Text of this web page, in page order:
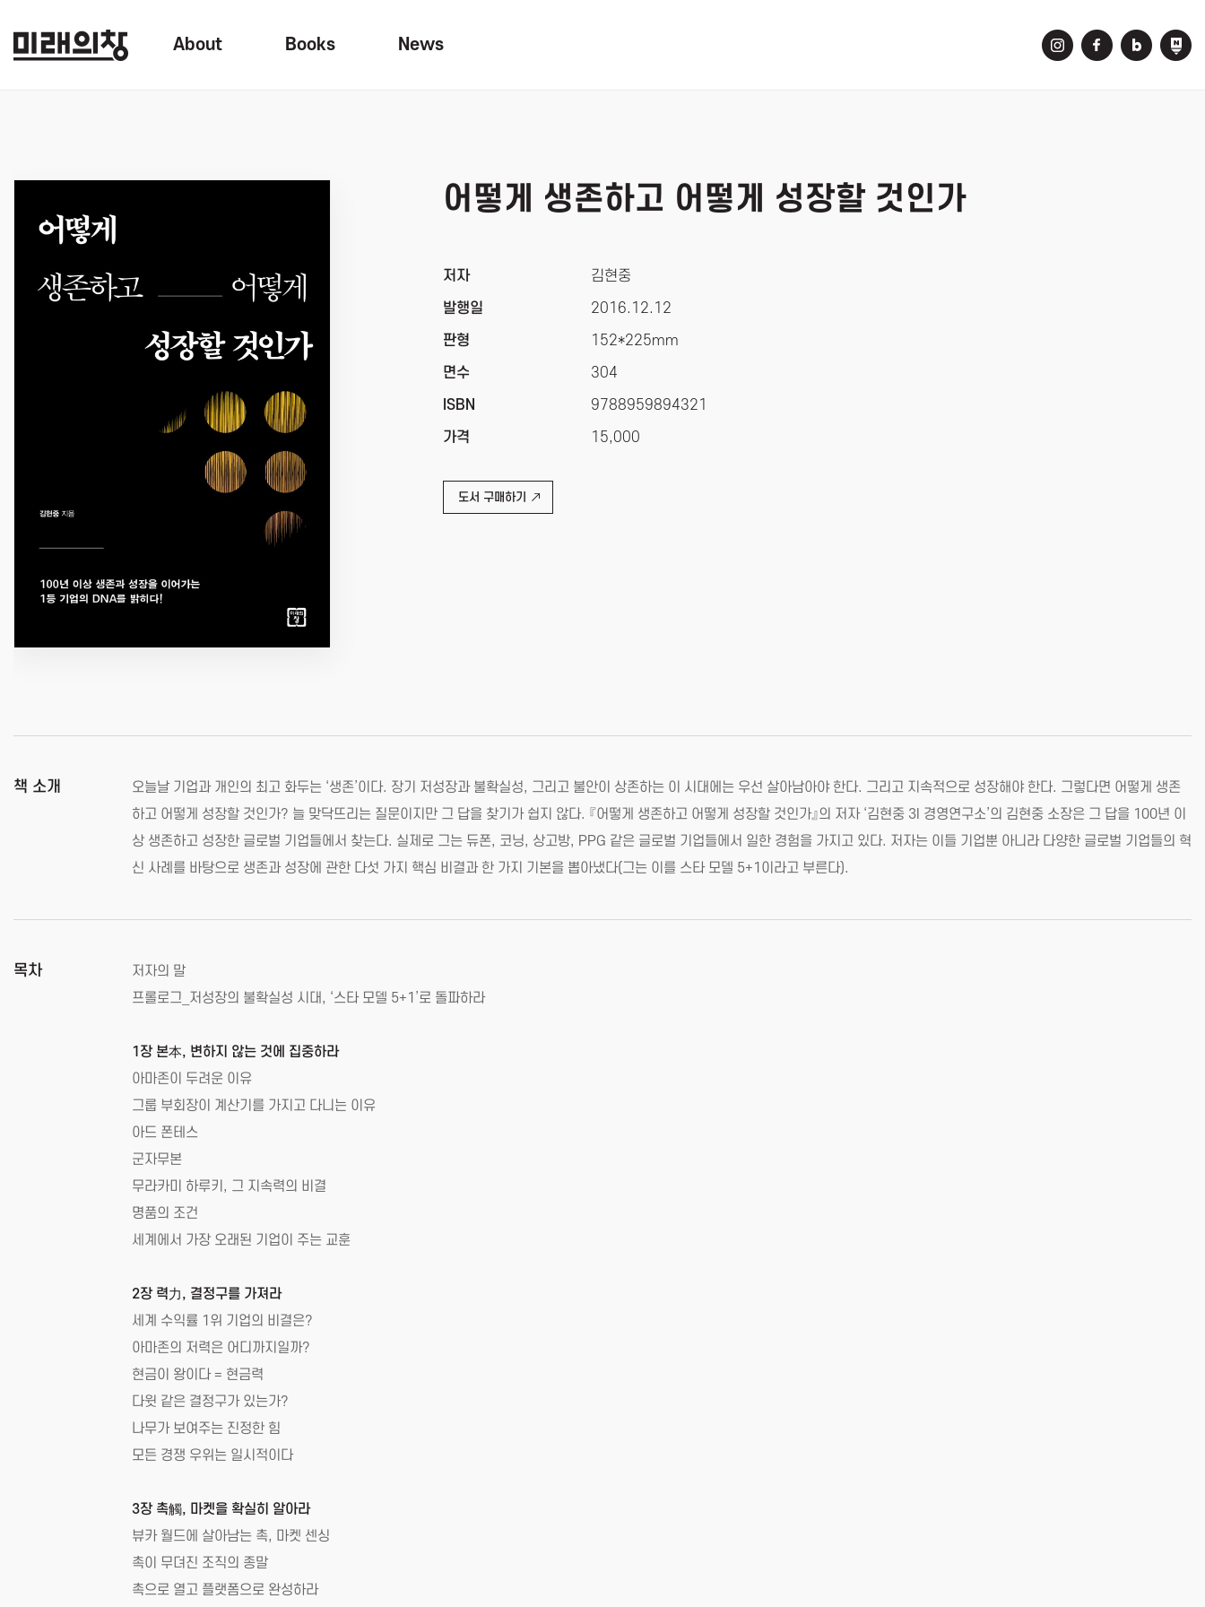
About Books News
어떻게 생존하고 어떻게 성장할 것인가
저자
발행일
판형
면수
ISBN
가격
김현중
2016.12.12
152*225mm
304
9788959894321
15,000
도서 구매하기
책 소개
오늘날 기업과 개인의 최고 화두는 ‘생존’이다. 장기 저성장과 불확실성, 그리고 불안이 상존하는 이 시대에는 우선 살아남아야 한다. 그리고 지속적으로 성장해야 한다. 그렇다면 어떻게 생존
하고 어떻게 성장할 것인가? 늘 맞닥뜨리는 질문이지만 그 답을 찾기가 쉽지 않다. 『어떻게 생존하고 어떻게 성장할 것인가』의 저자 ‘김현중 3I 경영연구소’의 김현중 소장은 그 답을 100년 이
상 생존하고 성장한 글로벌 기업들에서 찾는다. 실제로 그는 듀폰, 코닝, 상고방, PPG 같은 글로벌 기업들에서 일한 경험을 가지고 있다. 저자는 이들 기업뿐 아니라 다양한 글로벌 기업들의 혁
신 사례를 바탕으로 생존과 성장에 관한 다섯 가지 핵심 비결과 한 가지 기본을 뽑아냈다(그는 이를 스타 모델 5+1이라고 부른다).
목차
저자의 말
프롤로그_저성장의 불확실성 시대, ‘스타 모델 5+1’로 돌파하라
1장 본本, 변하지 않는 것에 집중하라
아마존이 두려운 이유
그룹 부회장이 계산기를 가지고 다니는 이유
아드 폰테스
군자무본
무라카미 하루키, 그 지속력의 비결
명품의 조건
세계에서 가장 오래된 기업이 주는 교훈
2장 력力, 결정구를 가져라
세계 수익률 1위 기업의 비결은?
아마존의 저력은 어디까지일까?
현금이 왕이다 = 현금력
다윗 같은 결정구가 있는가?
나무가 보여주는 진정한 힘
모든 경쟁 우위는 일시적이다
3장 촉觸, 마켓을 확실히 알아라
뷰카 월드에 살아남는 촉, 마켓 센싱
촉이 무뎌진 조직의 종말
촉으로 열고 플랫폼으로 완성하라